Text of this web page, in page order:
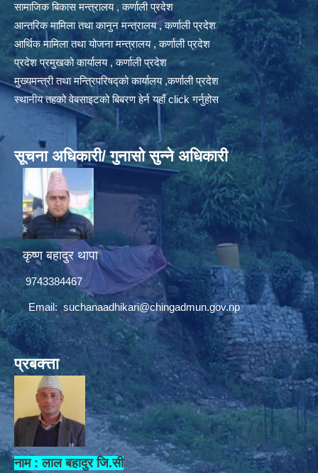
सामाजिक बिकास मन्त्रालय , कर्णाली प्रदेश
आन्तरिक मामिला तथा कानुन मन्त्रालय , कर्णाली प्रदेश
आर्थिक मामिला तथा योजना मन्त्रालय , कर्णाली प्रदेश
प्रदेश प्रमुखको कार्यालय , कर्णाली प्रदेश
मुख्यमन्त्री तथा मन्त्रिपरिषद्को कार्यालय ,कर्णाली प्रदेश
स्थानीय तहको वेबसाइटको बिबरण हेर्न यहाँ click गर्नुहोस
सूचना अधिकारी/ गुनासो सुन्ने अधिकारी
कृष्ण बहादुर थापा
9743384467
Email:suchanaadhikari@chingadmun.gov.np
प्रबक्त्ता
नाम : लाल बहादुर जि.सी